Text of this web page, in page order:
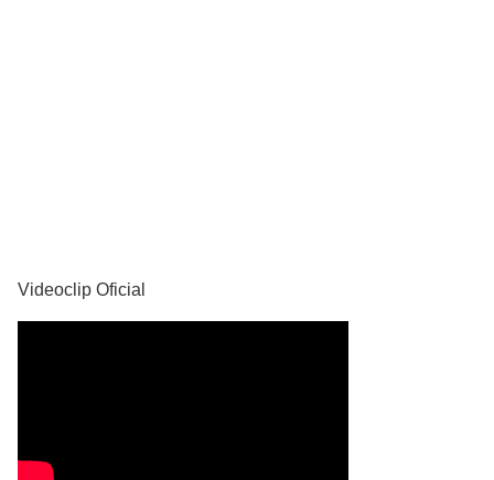
Videoclip Oficial